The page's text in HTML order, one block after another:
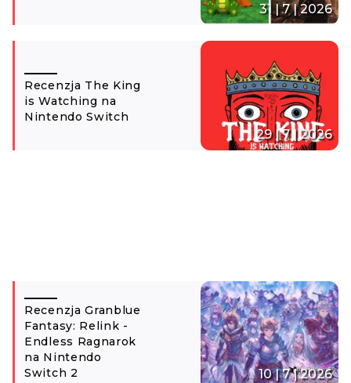
31 | 7 | 2026
Recenzja The King
is Watching na
Nintendo Switch
29 | 7 | 2026
Recenzja Granblue
Fantasy: Relink -
Endless Ragnarok
na Nintendo
Switch 2
10 | 7 | 2026